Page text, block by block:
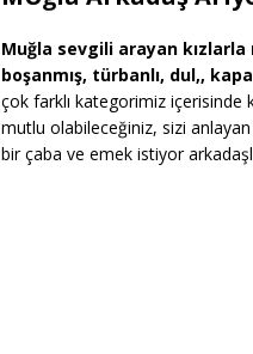
Muğla sevgili arayan
boşanmış, türbanlı, dul,,
çok farklı kategorimiz içerisinde
mutlu olabileceğiniz, sizi
bir çaba ve emek istiyor